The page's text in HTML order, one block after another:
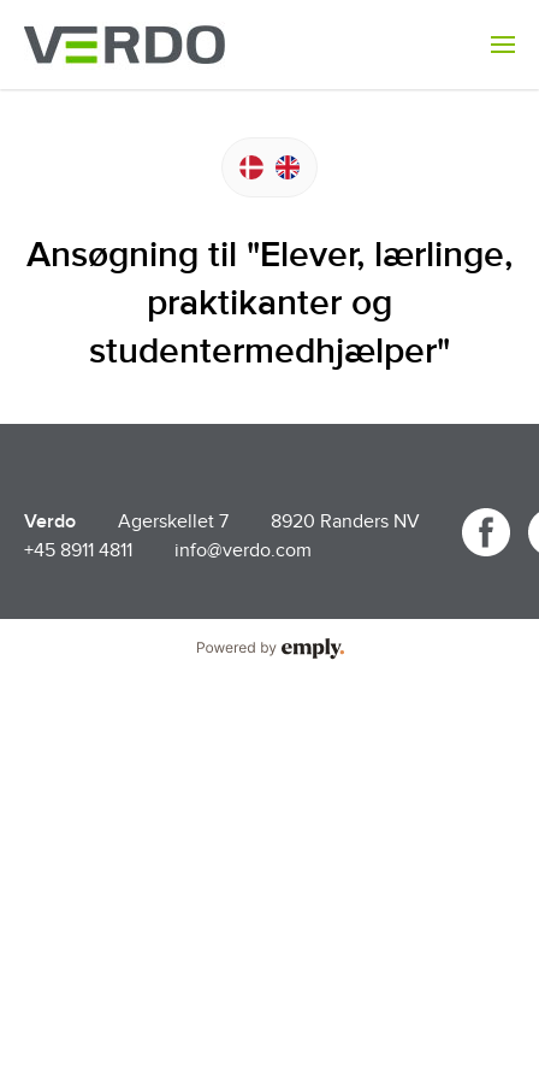
Ansøgning til "Elever, lærlinge,
praktikanter og
studentermedhjælper"
Verdo Agerskellet 7
8920 Randers NV
+45 8911 4811
info@verdo.com